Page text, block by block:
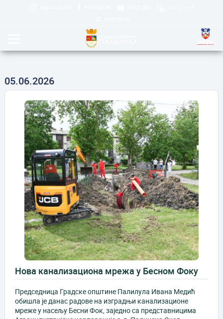
05.06.2026
Нова канализациона мрежа у Бесном Фоку
Председница Градске општине Палилула Ивана Медић
обишла је данас радове на изградњи канализационе
мреже у насељу Бесни Фок, заједно са представницима